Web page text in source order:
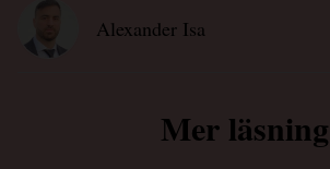
Alexander Isa
Mer läsning